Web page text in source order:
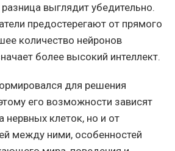
выглядит убедительно.
предостерегают от прямого
количество нейронов
более высокий интеллект.
для решения
его возможности зависят
нервных клеток, но и от
между ними, особенностей